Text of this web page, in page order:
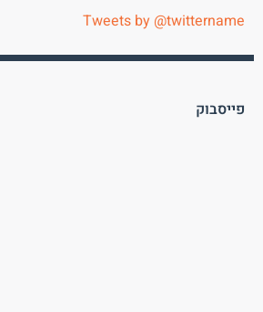
Tweets by @twittername
פייסבוק